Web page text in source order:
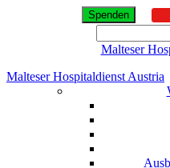
Spenden
Malteser
Malteser Hospitaldienst Austria